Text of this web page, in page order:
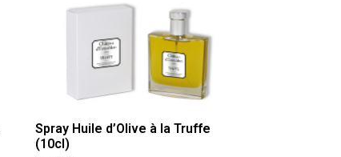
Spray Huile d’Olive à la Truffe
(10cl)